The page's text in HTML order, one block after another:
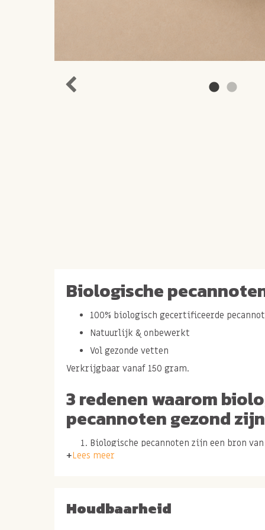
Biologische
100% biologisch gecertificeerde
Natuurlijk & onbewerkt
Vol gezonde vetten
Verkrijgbaar vanaf 150 gram.
3 redenen waarom
pecannoten gezond zijn
Biologische pecannoten zijn een bron
vitamine B1 is in de pecannoot
effect hebben op hart-en bloedvaten en
Lees meer
Houdbaarheid